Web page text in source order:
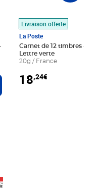
au panier
Livraison offerte
La Poste
Carnet de 12 timbres - Le
Lettre verte
20g / France
18,24€